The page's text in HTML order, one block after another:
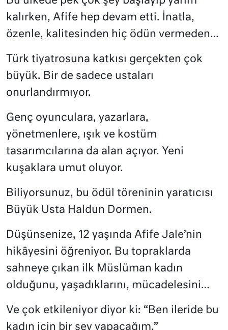
kalırken, Afife hep devam etti. İnatla,
özenle, kalitesinden hiç ödün vermeden…
Türk tiyatrosuna katkısı gerçekten çok
büyük. Bir de sadece ustaları
onurlandırmıyor.
Genç oyunculara, yazarlara,
yönetmenlere, ışık ve kostüm
tasarımcılarına da alan açıyor. Yeni
kuşaklara umut oluyor.
Biliyorsunuz, bu ödül töreninin yaratıcısı
Büyük Usta Haldun Dormen.
Düşünsenize, 12 yaşında Afife Jale’nin
hikâyesini öğreniyor. Bu topraklarda
sahneye çıkan ilk Müslüman kadın
olduğunu, yaşadıklarını, mücadelesini…
Ve çok etkileniyor diyor ki: “Ben ileride bu
kadın için bir şey yapacağım.”